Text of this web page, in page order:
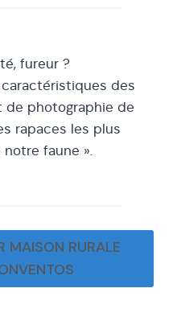
fureur ?
des
de photographie de
rapaces les plus
faune ».
MAISON RURALE